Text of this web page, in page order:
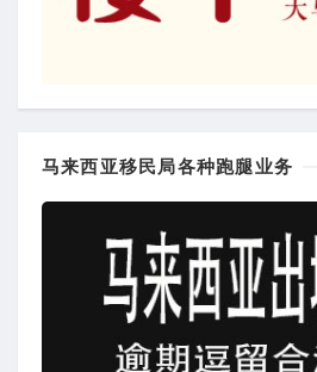
马来西亚移民局各种跑腿业务